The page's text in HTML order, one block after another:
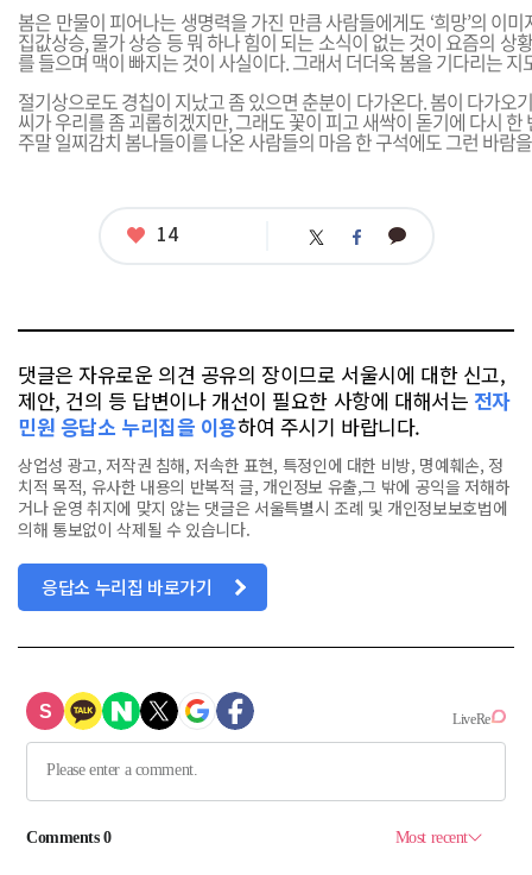
봄은 만물이 피어나는 생명력을 가진 만큼 사람들에게도 ‘희망’의 이
집값상승, 물가 상승 등 뭐 하나 힘이 되는 소식이 없는 것이 요즘의 상
를 들으며 맥이 빠지는 것이 사실이다. 그래서 더더욱 봄을 기다리는 지
절기상으로도 경칩이 지났고 좀 있으면 춘분이 다가온다. 봄이 다가오
씨가 우리를 좀 괴롭히겠지만, 그래도 꽃이 피고 새싹이 돋기에 다시 한
주말 일찌감치 봄나들이를 나온 사람들의 마음 한 구석에도 그런 바람
좋
14 트 페 카
댓글은 자유로운 의견 공유의 장이므로 서울시에 대한 신고,
제안, 건의 등 답변이나 개선이 필요한 사항에 대해서는 전자
민원 응답소 누리집을 이용하여 주시기 바랍니다.
상업성 광고, 저작권 침해, 저속한 표현, 특정인에 대한 비방, 명예훼손, 정
치적 목적, 유사한 내용의 반복적 글, 개인정보 유출,그 밖에 공익을 저해하
거나 운영 취지에 맞지 않는 댓글은 서울특별시 조례 및 개인정보보호법에
의해 통보없이 삭제될 수 있습니다.
응답소 누리집 바로가기